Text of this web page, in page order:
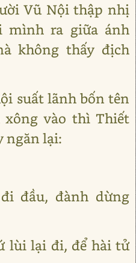
Vũ Nội thập nhị
mình ra giữa ánh
không thấy địch
suất lãnh bốn tên
vào thì Thiết
ngăn lại:
đầu, đành dừng
lùi lại đi, để hài tử